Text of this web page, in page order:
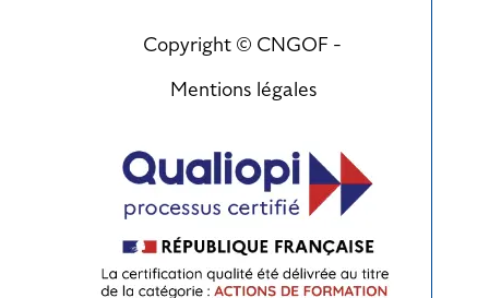
Copyright © CNGOF -
Mentions légales